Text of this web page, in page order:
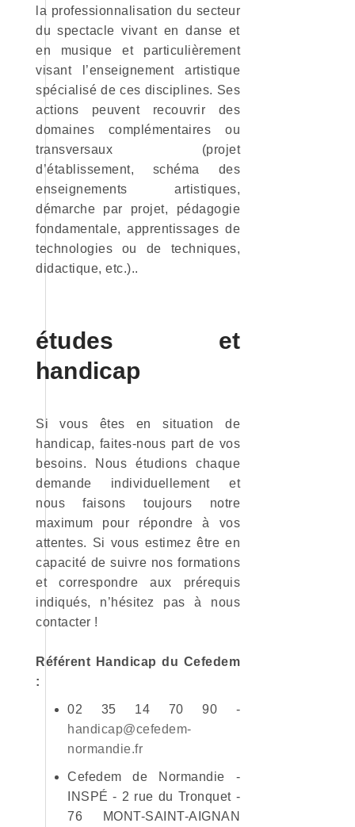
la professionnalisation du secteur
du spectacle vivant en danse et
en musique et particulièrement
visant l’enseignement artistique
spécialisé de ces disciplines. Ses
actions peuvent recouvrir des
domaines complémentaires ou
transversaux (projet
d’établissement, schéma des
enseignements artistiques,
démarche par projet, pédagogie
fondamentale, apprentissages de
technologies ou de techniques,
didactique, etc.)..
études et
handicap
Si vous êtes en situation de
handicap, faites-nous part de vos
besoins. Nous étudions chaque
demande individuellement et
nous faisons toujours notre
maximum pour répondre à vos
attentes. Si vous estimez être en
capacité de suivre nos formations
et correspondre aux prérequis
indiqués, n’hésitez pas à nous
contacter !
Référent Handicap du Cefedem
:
02 35 14 70 90 -
handicap@cefedem-
normandie.fr
Cefedem de Normandie -
INSPÉ - 2 rue du Tronquet -
76 MONT-SAINT-AIGNAN